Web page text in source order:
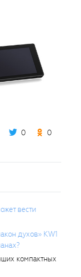
0
0
вести
духов» KW1
компактных